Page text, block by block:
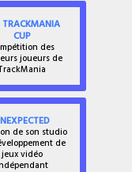
TRACKMANIA
CUP
des
joueurs de
de son studio
de
jeux vidéo